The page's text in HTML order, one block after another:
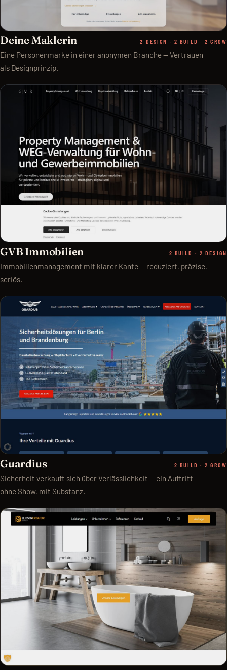
Deine Maklerin 2 DESIGN · 2 BUILD · 2 GROW
Eine Personenmarke in einer anonymen Branche — Vertrauen
als Designprinzip.
GVB Immobilien 2 BUILD · 2 DESIGN
Immobilienmanagement mit klarer Kante — reduziert, präzise,
seriös.
Guardius 2 BUILD · 2 GROW
Sicherheit verkauft sich über Verlässlichkeit — ein Auftritt
ohne Show, mit Substanz.